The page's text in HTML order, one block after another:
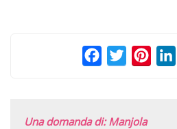
FacebookTwitter
Una domanda di: Manjola